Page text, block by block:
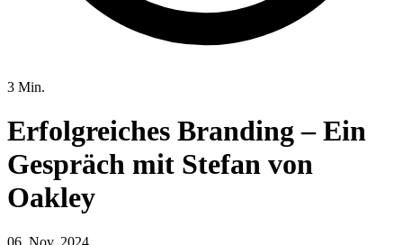
3 Min.
Erfolgreiches Branding – Ein
Gespräch mit Stefan von
Oakley
06. Nov. 2024